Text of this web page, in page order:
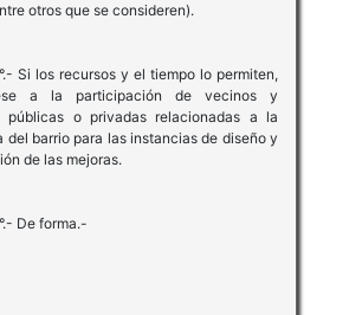
otros que se consideren).
Si los recursos y el tiempo lo permiten,
a la participación de vecinos y
públicas o privadas relacionadas a la
del barrio para las instancias de diseño y
de las mejoras.
De forma.-